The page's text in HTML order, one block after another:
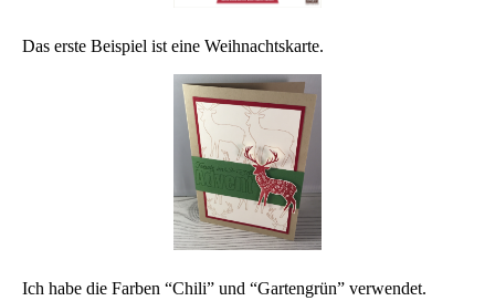
Das erste Beispiel ist eine Weihnachtskarte.
Ich habe die Farben “Chili” und “Gartengrün” verwendet.